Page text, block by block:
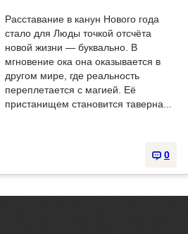
Расставание в канун Нового года
стало для Люды точкой отсчёта
новой жизни — буквально. В
мгновение ока она оказывается в
другом мире, где реальность
переплетается с магией. Её
пристанищем становится таверна...
0